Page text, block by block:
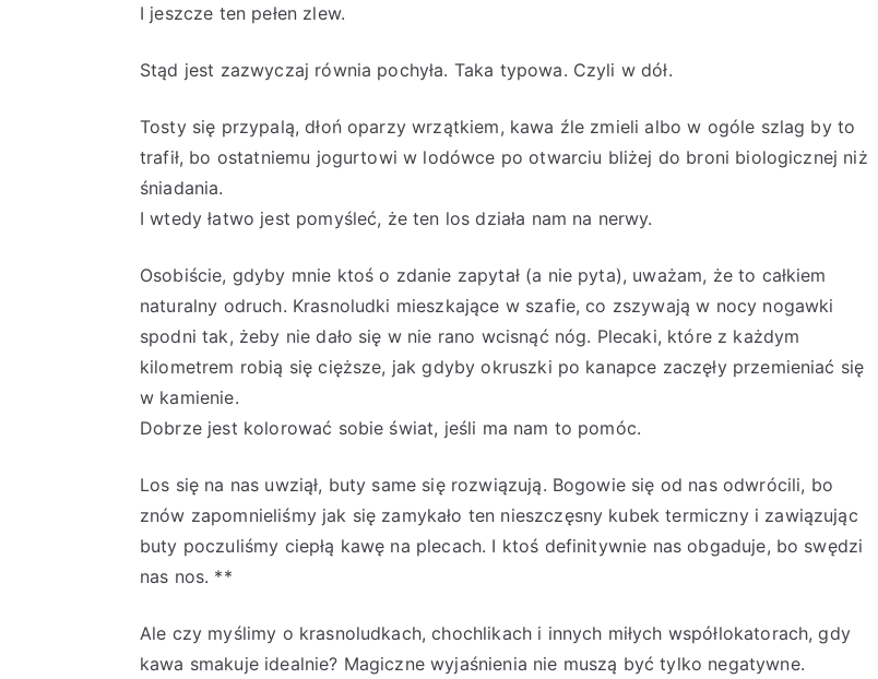
I jeszcze ten pełen zlew.
Stąd jest zazwyczaj równia pochyła. Taka typowa. Czyli w dół.
Tosty się przypalą, dłoń oparzy wrzątkiem, kawa źle zmieli albo w ogóle szlag by to
trafił, bo ostatniemu jogurtowi w lodówce po otwarciu bliżej do broni biologicznej niż
śniadania.
I wtedy łatwo jest pomyśleć, że ten los działa nam na nerwy.
Osobiście, gdyby mnie ktoś o zdanie zapytał (a nie pyta), uważam, że to całkiem
naturalny odruch. Krasnoludki mieszkające w szafie, co zszywają w nocy nogawki
spodni tak, żeby nie dało się w nie rano wcisnąć nóg. Plecaki, które z każdym
kilometrem robią się cięższe, jak gdyby okruszki po kanapce zaczęły przemieniać się
w kamienie.
Dobrze jest kolorować sobie świat, jeśli ma nam to pomóc.
Los się na nas uwziął, buty same się rozwiązują. Bogowie się od nas odwrócili, bo
znów zapomnieliśmy jak się zamykało ten nieszczęsny kubek termiczny i zawiązując
buty poczuliśmy ciepłą kawę na plecach. I ktoś definitywnie nas obgaduje, bo swędzi
nas nos. **
Ale czy myślimy o krasnoludkach, chochlikach i innych miłych współlokatorach, gdy
kawa smakuje idealnie? Magiczne wyjaśnienia nie muszą być tylko negatywne.